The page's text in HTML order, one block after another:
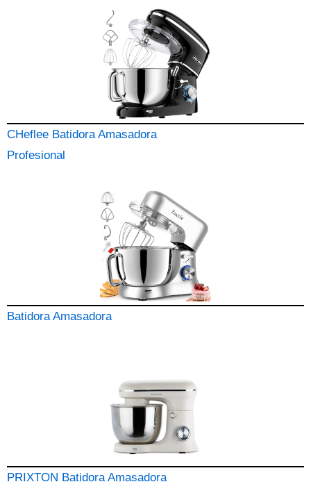
CHeflee Batidora Amasadora
Profesional
Batidora Amasadora
PRIXTON Batidora Amasadora